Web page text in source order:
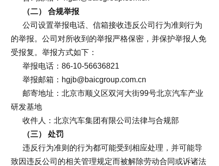
（二） 合规举报
公司设置举报电话、信箱接收违反公司行为准则行为
的举报。公司对所收到的举报严格保密，并保护举报人免
受报复。举报方式如下：
举报电话：86-10-56636821
举报邮箱：hgjb@baicgroup.com.cn
邮寄地址：北京市顺义区双河大街99号北京汽车产业
研发基地
收件人：北京汽车集团有限公司法律与合规部
（三） 处罚
违反行为准则的行为都可能受到相应处理，并可能导
致因违反公司的相关管理规定而被解除劳动合同或诉诸法